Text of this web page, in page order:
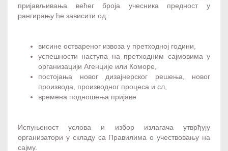
пријављивања већег броја учесника предност у
рангирању ће зависити од:
висине оствареног извоза у претходној години,
успешности наступа на претходним сајмовима у
организацији Агенције или Коморе,
постојања новог дизајнерског решења, новог
производа, производног процеса и сл,
времена подношења пријаве
Испуњеност услова и избор излагача утврђују
организатори у складу са Правилима о учествовању на
сајму.